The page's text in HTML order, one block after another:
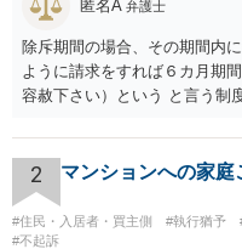
匿名A 弁護士
除斥期間の場合、その期間内
ように請求をすれば６カ月期
容赦下さい）という と言う制
2 マンションへの家庭
#住民・入居者・買主側 #執行猶予
#不起訴